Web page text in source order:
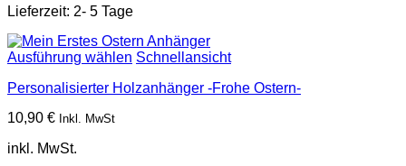
Lieferzeit: 2- 5 Tage
Ausführung wählen Schnellansicht
Personalisierter Holzanhänger -Frohe Ostern-
10,90 € Inkl. MwSt
inkl. MwSt.